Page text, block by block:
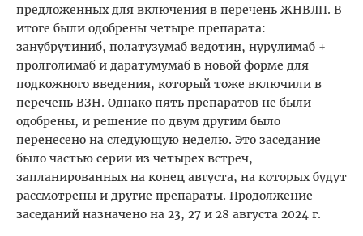
предложенных для включения в перечень ЖНВЛП. В
итоге были одобрены четыре препарата:
занубрутиниб, полатузумаб ведотин, нурулимаб +
пролголимаб и даратумумаб в новой форме для
подкожного введения, который тоже включили в
перечень ВЗН. Однако пять препаратов не были
одобрены, и решение по двум другим было
перенесено на следующую неделю. Это заседание
было частью серии из четырех встреч,
запланированных на конец августа, на которых будут
рассмотрены и другие препараты. Продолжение
заседаний назначено на 23, 27 и 28 августа 2024 г.